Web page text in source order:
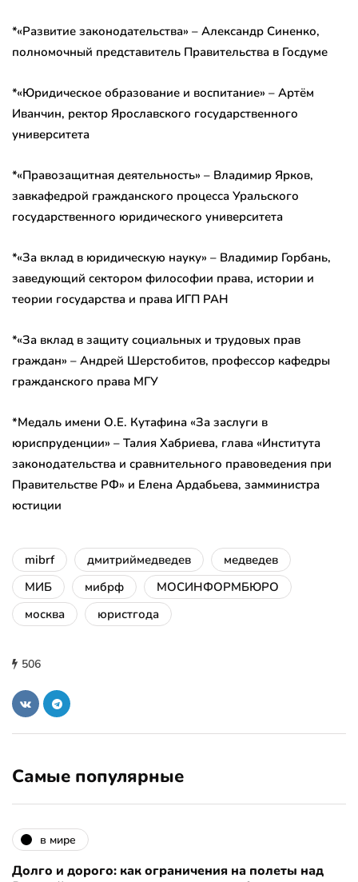
*«Развитие законодательства» – Александр Синенко,
полномочный представитель Правительства в Госдуме
*«Юридическое образование и воспитание» – Артём
Иванчин, ректор Ярославского государственного
университета
*«Правозащитная деятельность» – Владимир Ярков,
завкафедрой гражданского процесса Уральского
государственного юридического университета
*«За вклад в юридическую науку» – Владимир Горбань,
заведующий сектором философии права, истории и
теории государства и права ИГП РАН
*«За вклад в защиту социальных и трудовых прав
граждан» – Андрей Шерстобитов, профессор кафедры
гражданского права МГУ
*Медаль имени О.Е. Кутафина «За заслуги в
юриспруденции» – Талия Хабриева, глава «Института
законодательства и сравнительного правоведения при
Правительстве РФ» и Елена Ардабьева, замминистра
юстиции
mibrf дмитриймедведев
медведев
МИБ
мибрф
МОСИНФОРМБЮРО
москва
юристгода
506
Самые популярные
в мире
Долго и дорого: как ограничения на полеты над